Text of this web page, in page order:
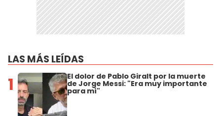
LAS MÁS LEÍDAS
1 El dolor de Pablo Giralt por la muerte
de Jorge Messi: "Era muy importante
para mí"